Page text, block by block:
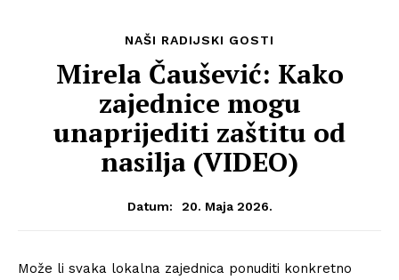
NAŠI RADIJSKI GOSTI
Mirela Čaušević: Kako
zajednice mogu
unaprijediti zaštitu od
nasilja (VIDEO)
Datum: 20. Maja 2026.
Može li svaka lokalna zajednica ponuditi konkretno